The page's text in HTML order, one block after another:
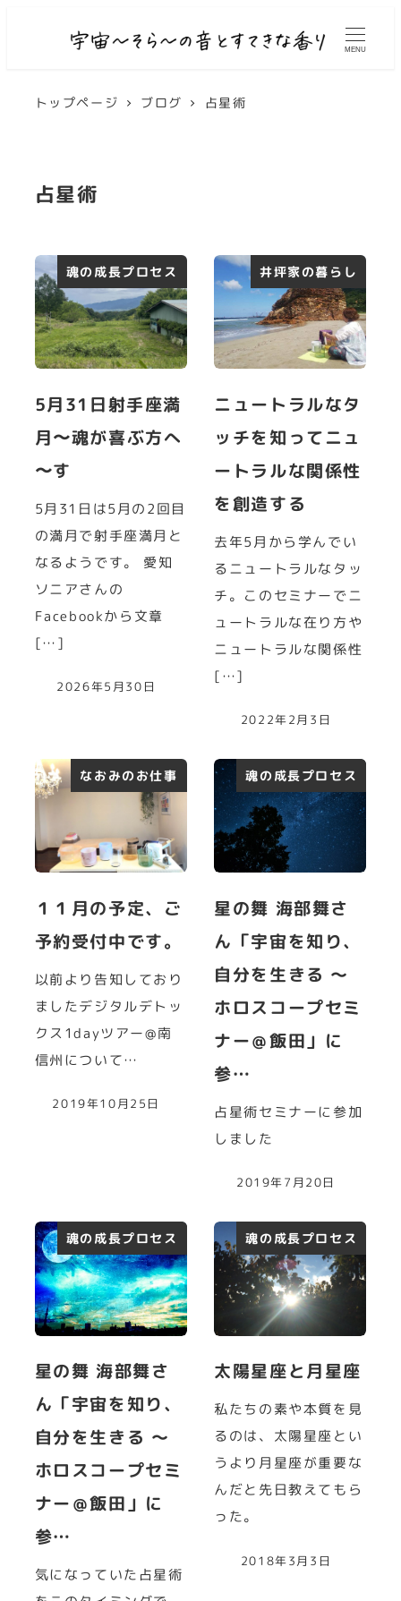
MENU
トップページ ブログ 占星術
占星術
魂の成長プロセス
5月31日射手座満
月〜魂が喜ぶ方へ
〜す
5月31日は5月の2回目
の満月で射手座満月と
なるようです。 愛知
ソニアさんの
Facebookから文章
[…]
2026年5月30日
井坪家の暮らし
ニュートラルなタ
ッチを知ってニュ
ートラルな関係性
を創造する
去年5月から学んでい
るニュートラルなタッ
チ。このセミナーでニ
ュートラルな在り方や
ニュートラルな関係性
[…]
2022年2月3日
なおみのお仕事
１１月の予定、ご
予約受付中です。
以前より告知しており
ましたデジタルデトッ
クス1dayツアー@南
信州について…
2019年10月25日
魂の成長プロセス
星の舞 海部舞さ
ん「宇宙を知り、
自分を生きる ～
ホロスコープセミ
ナー＠飯田」に
参…
占星術セミナーに参加
しました
2019年7月20日
魂の成長プロセス
星の舞 海部舞さ
ん「宇宙を知り、
自分を生きる ～
ホロスコープセミ
ナー＠飯田」に
参…
気になっていた占星術
魂の成長プロセス
太陽星座と月星座
私たちの素や本質を見
るのは、太陽星座とい
うより月星座が重要な
んだと先日教えてもら
った。
2018年3月3日